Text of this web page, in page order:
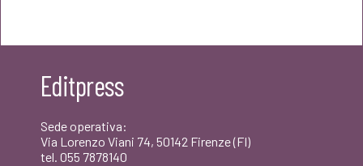
€25,00.€23,75.
originale
Editpress
Sede operativa:
Via Lorenzo Viani 74, 50142 Firenze (FI)
tel. 055 7878140